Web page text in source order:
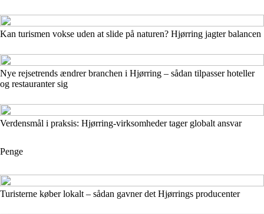
Kan turismen vokse uden at slide på naturen? Hjørring jagter balancen
Nye rejsetrends ændrer branchen i Hjørring – sådan tilpasser hoteller
og restauranter sig
Verdensmål i praksis: Hjørring-virksomheder tager globalt ansvar
Penge
Turisterne køber lokalt – sådan gavner det Hjørrings producenter